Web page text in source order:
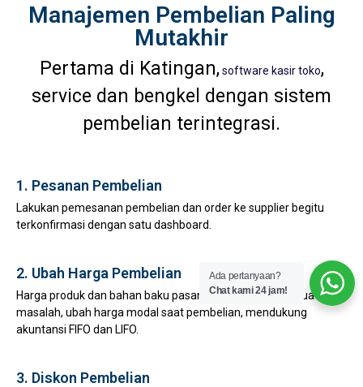
Manajemen Pembelian Paling
Mutakhir
Pertama di Katingan, software kasir toko,
service dan bengkel dengan sistem
pembelian terintegrasi.
1. Pesanan Pembelian
Lakukan pemesanan pembelian dan order ke supplier begitu
terkonfirmasi dengan satu dashboard.
2. Ubah Harga Pembelian
Harga produk dan bahan baku pasang surut bukan lagi suatu
masalah, ubah harga modal saat pembelian, mendukung
akuntansi FIFO dan LIFO.
3. Diskon Pembelian
Ada pertanyaan?
Chat kami 24 jam!